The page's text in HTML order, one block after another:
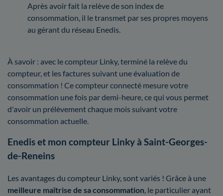
Après avoir fait la relève de son index de
consommation, il le transmet par ses propres moyens
au gérant du réseau Enedis.
À savoir : avec le compteur Linky, terminé la relève du
compteur, et les factures suivant une évaluation de
consommation ! Ce compteur connecté mesure votre
consommation une fois par demi-heure, ce qui vous permet
d'avoir un prélèvement chaque mois suivant votre
consommation actuelle.
Enedis et mon compteur Linky à Saint-Georges-
de-Reneins
Les avantages du compteur Linky, sont variés ! Grâce à une
meilleure maîtrise de sa consommation , le particulier ayant